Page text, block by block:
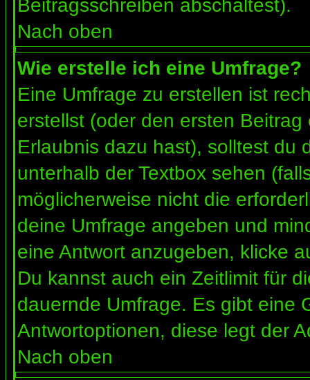
Beitragsschreiben abschaltest).
Nach oben
Wie erstelle ich eine Umfrage?
Eine Umfrage zu erstellen ist
erstellst (oder den ersten
Erlaubnis dazu hast), solltest du
unterhalb der Textbox sehen
möglicherweise nicht die
deine Umfrage angeben und
eine Antwort anzugeben, klicke
Du kannst auch ein Zeitlimit für
dauernde Umfrage. Es gibt eine
Antwortoptionen, diese legt der
Nach oben